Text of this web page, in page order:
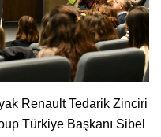
Renault Tedarik Zinciri
Türkiye Başkanı Sibel